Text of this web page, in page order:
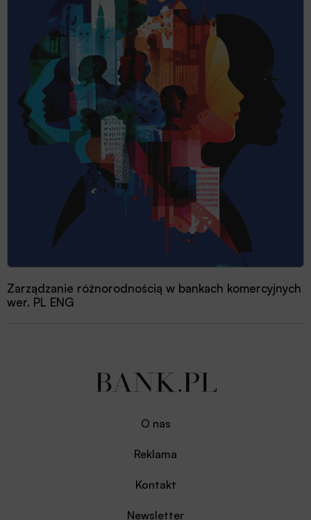
Zarządzanie różnorodnością w bankach komercyjnych
wer. PL ENG
O nas
Reklama
Kontakt
Newsletter